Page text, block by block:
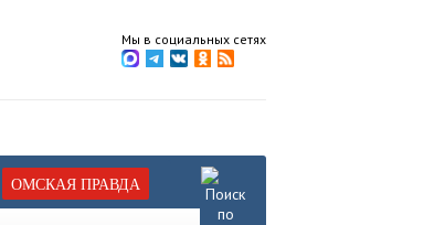
Мы в социальных сетях
ОМСКАЯ ПРАВДА